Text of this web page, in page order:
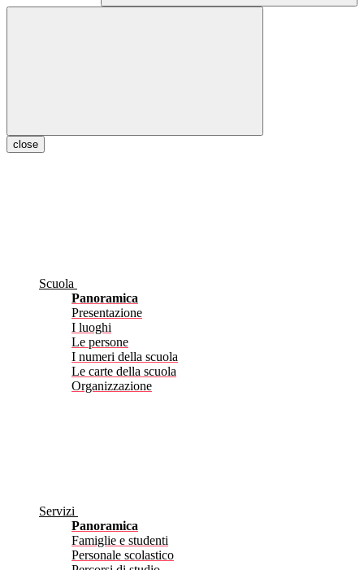
close
Scuola
Panoramica
Presentazione
I luoghi
Le persone
I numeri della scuola
Le carte della scuola
Organizzazione
Servizi
Panoramica
Famiglie e studenti
Personale scolastico